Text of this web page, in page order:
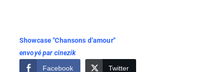
Showcase "Chansons d’amour"
envoyé parcinezik
Facebook
Twitter